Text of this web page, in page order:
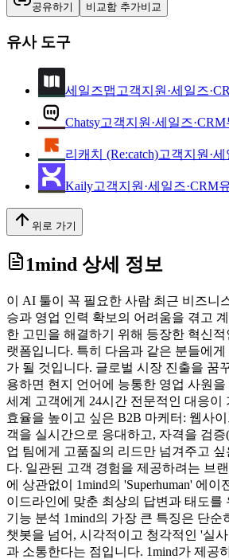
공유하기 비교함 추가비교
유사 도구
세일즈맵 고객지원·세일즈
Chatsy고객지원·세일즈·CRM
리캐치 (Re:catch)고객지원·
Kaily고객지원·세일즈·CRM
위로 가기
1mind 상세 정보
이 AI 툴이 꼭 필요한 사람 최근 비즈니
승과 영업 인력 확보의 어려움을 겪고
한 고민을 해결하기 위해 등장한 혁신
랫폼입니다. 특히 다음과 같은 분들에게
가 될 것입니다. 글로벌 시장 진출을 꿈
용하면 현지 언어에 능통한 영업 사원
세계 고객에게 24시간 전문적인 대응이
효율을 높이고 싶은 B2B 마케터: 웹사
객을 실시간으로 응대하고, 자격을 검증
업 팀에게 고품질의 리드만 넘겨주고 싶
다. 일관된 고객 경험을 제공하려는 브
에 상관없이 1mind의 'Superhuman' 에
이드라인에 맞춘 최상의 답변과 태도를
기능 분석 1mind의 가장 큰 특징은 단순
챗봇을 넘어, 시각적이고 청각적인 '실
과 소통한다는 점입니다. 1mind가 제공